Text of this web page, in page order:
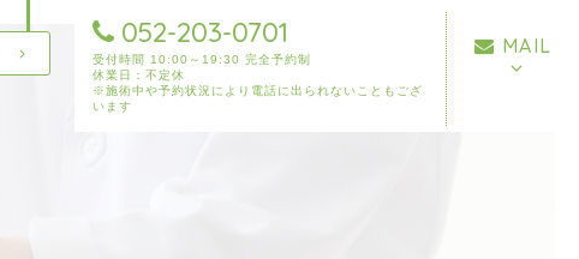
052-203-0701
受付時間 10:00～19:30 完全予約制
休業日：不定休
※施術中や予約状況により電話に出られないこともござ
います
MAIL